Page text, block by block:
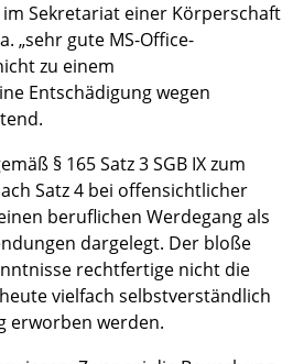
Sekretariat einer Körperschaft
„sehr gute MS-Office-
zu einem
Entschädigung wegen
§ 165 Satz 3 SGB IX zum
Satz 4 bei offensichtlicher
beruflichen Werdegang als
dargelegt. Der bloße
rechtfertige nicht die
vielfach selbstverständlich
erworben werden.